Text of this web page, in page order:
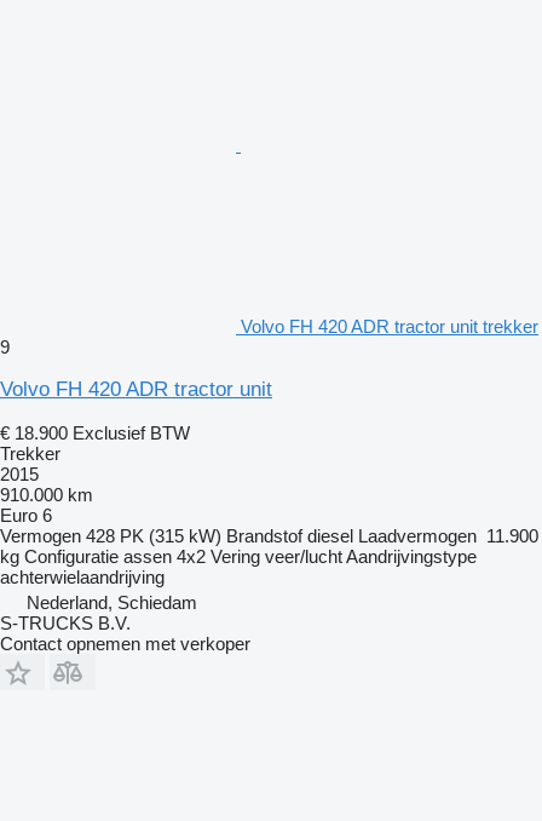
Volvo FH 420 ADR tractor unit trekker
9
Volvo FH 420 ADR tractor unit
€ 18.900 Exclusief BTW
Trekker
2015
910.000 km
Euro 6
Vermogen 428 PK (315 kW) Brandstof diesel Laadvermogen 11.900
kg Configuratie assen 4x2 Vering veer/luchtAandrijvingstype
achterwielaandrijving
Nederland, Schiedam
S-TRUCKS B.V.
Contact opnemen met verkoper